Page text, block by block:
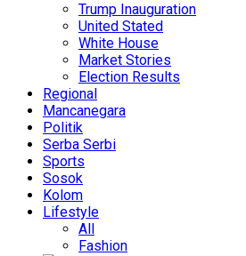
Trump Inauguration
United Stated
White House
Market Stories
Election Results
Regional
Mancanegara
Politik
Serba Serbi
Sports
Sosok
Kolom
Lifestyle
All
Fashion